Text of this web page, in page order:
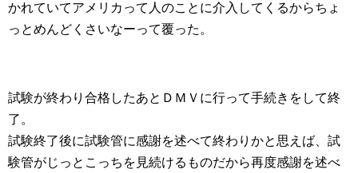
かれていてアメリカって人のことに介入してくるからちょ
っとめんどくさいなーって覆った。
試験が終わり合格したあとＤＭＶに行って手続きをして終
了。
試験終了後に試験管に感謝を述べて終わりかと思えば、試
験管がじっとこっちを見続けるものだから再度感謝を述べ